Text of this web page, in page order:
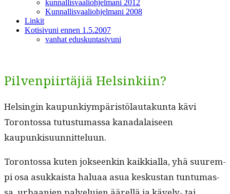
kunnallisvaaliohjelmani 2012
Kunnallisvaaliohjelmani 2008
Linkit
Kotisivuni ennen 1.5.2007
vanhat eduskuntasivuni
Pilvenpiirtäjiä Helsinkiin?
Helsin­gin kaupunkiym­päristölau­takun­ta kävi
Toron­tossa tutus­tu­mas­sa kanadalaiseen
kaupunkisuunnitteluun.
Toron­tossa kuten jok­seenkin kaikkial­la, yhä suurem­
pi osa asukkaista halu­aa asua keskus­tan tun­tu­mas­